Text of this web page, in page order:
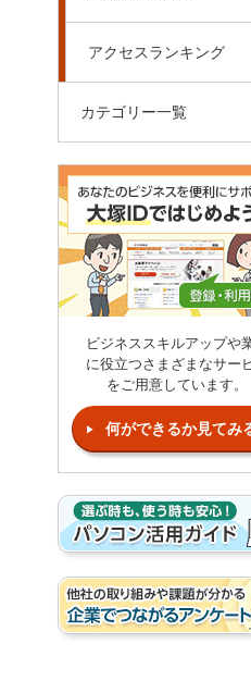
アクセスランキング
カテゴリー一覧
ビジネススキルアップや
に役立つさまざまなサー
をご用意しています。
何ができるか見てみ